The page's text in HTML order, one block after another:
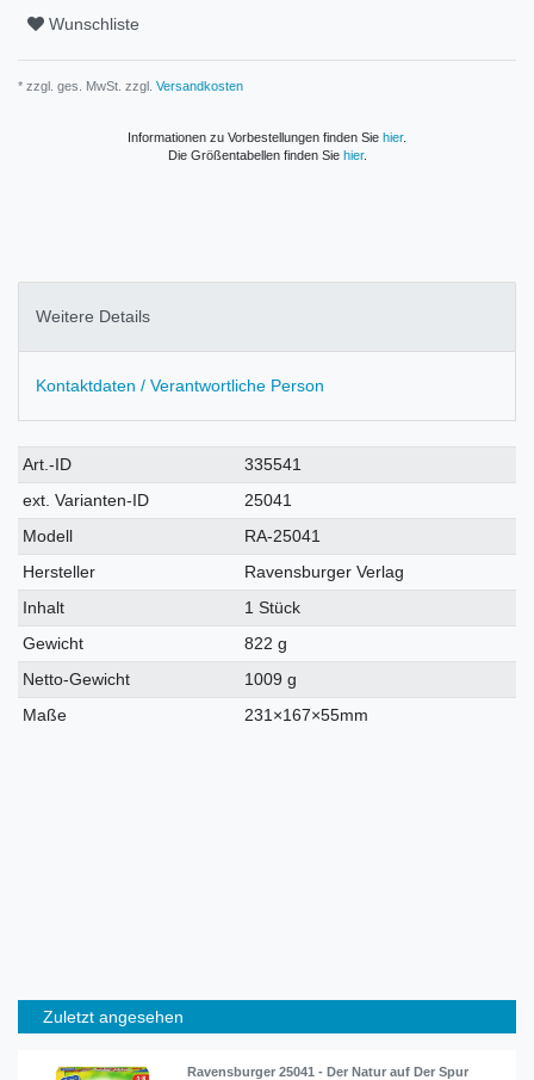
Wunschliste
* zzgl. ges. MwSt. zzgl. Versandkosten
Informationen zu Vorbestellungen finden Sie hier.
Die Größentabellen finden Sie hier.
Weitere Details
Kontaktdaten / Verantwortliche Person
Technisches
Merkmal
Wert
Art.-ID
335541
ext. Varianten-ID
25041
Modell
RA-25041
Hersteller
Ravensburger Verlag
Inhalt
1 Stück
Gewicht
822 g
Netto-Gewicht
1009 g
Maße
231×167×55mm
Zuletzt angesehen
Ravensburger 25041 - Der Natur auf Der Spur